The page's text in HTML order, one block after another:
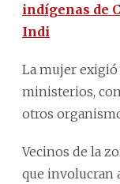
indígenas de
Indi
La mujer
ministerios,
otros
Vecinos de la
que involucran